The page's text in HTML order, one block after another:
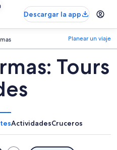
Descargar la app
Planear un viaje
Tours
ActividadesCruceros